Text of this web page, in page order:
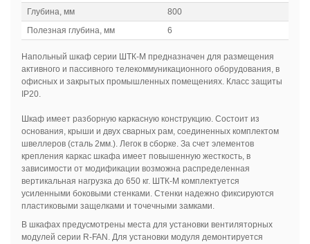
Глубина, мм
800
Полезная глубина, мм
6
Напольный шкаф серии ШТК-М предназначен для размещения
активного и пассивного телекоммуникационного оборудования, в
офисных и закрытых промышленных помещениях. Класс защиты
IP20.
Шкаф имеет разборную каркасную конструкцию. Состоит из
основания, крыши и двух сварных рам, соединенных комплектом
швеллеров (сталь 2мм.). Легок в сборке. За счет элементов
крепления каркас шкафа имеет повышенную жесткость, в
зависимости от модификации возможна распределенная
вертикальная нагрузка до 650 кг. ШТК-М комплектуется
усиленными боковыми стенками. Стенки надежно фиксируются
пластиковыми защелками и точечными замками.
В шкафах предусмотрены места для установки вентиляторных
модулей серии R-FAN. Для установки модуля демонтируется